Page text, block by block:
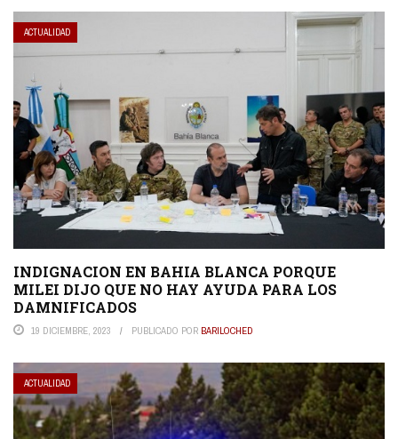
ACTUALIDAD
INDIGNACION EN BAHIA BLANCA PORQUE
MILEI DIJO QUE NO HAY AYUDA PARA LOS
DAMNIFICADOS
19 DICIEMBRE, 2023 PUBLICADO POR BARILOCHED
ACTUALIDAD